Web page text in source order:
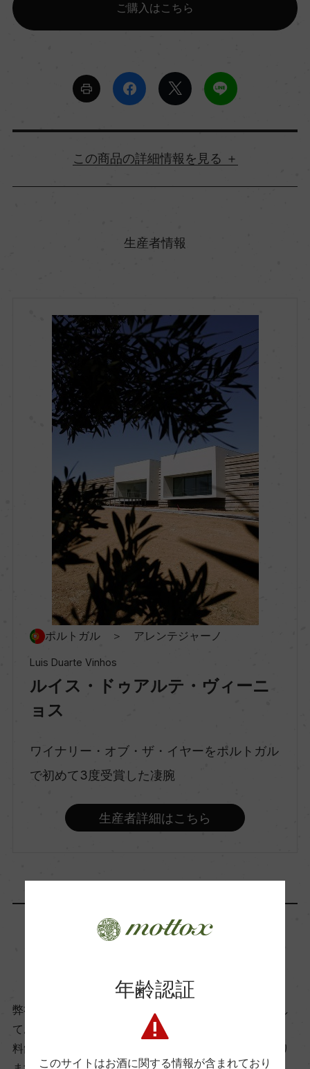
ご購入はこちら
詳細情報
スティルワイン
品種（原材料）
12.5％
コンクール入賞歴
ー
生産者情報
ポルトガル ＞ アレンテジャーノ
Luis Duarte Vinhos
ルイス・ドゥアルテ・ヴィーニ
ョス
ワイナリー・オブ・ザ・イヤーをポルトガル
で初めて3度受賞した凄腕
生産者詳細はこちら
弊社は、酒類販売業免許をお持ちの販売店様とお取引し
ております。
料飲店様には帳合酒販店様を通して商品を提供しており
年齢認証
このサイトはお酒に関する情報が含まれており